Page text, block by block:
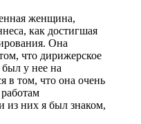
женщина,
как достигшая
Она
что дирижерское
у нее на
в том, что она очень
из них я был знаком,